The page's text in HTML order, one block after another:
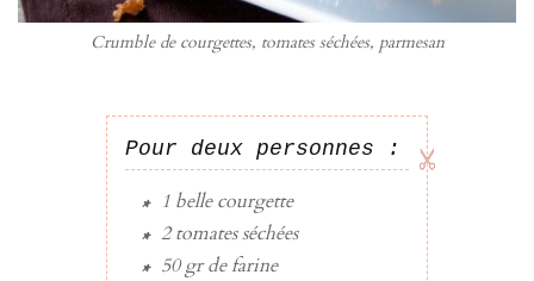
Crumble de courgettes, tomates séchées, parmesan
Pour deux personnes :
1 bellecourgette
2 tomates séchées
50 grdefarine